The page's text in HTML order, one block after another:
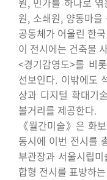
원, 소쇄원, 양동마
공동체가 어울린 한
이 전시에는 건축물
<경기감영도>를 비
선보인다. 이밖에도
상과 디지털 확대기
볼거리를 제공한다.
《월간미술》은 화
동시에 이번 전시를
부관장과 서울시립
합형 전시를 표방하